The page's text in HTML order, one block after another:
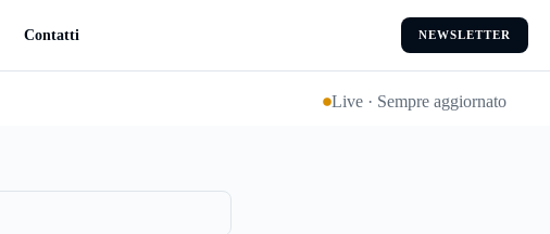
Contatti NEWSLETTER
Live · Sempre aggiornato